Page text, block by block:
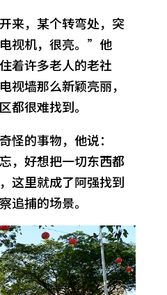
来，某个转弯处，突
视机，很亮。”他
着许多老人的老社
视墙那么新颖亮丽，
都很难找到。
怪的事物，他说：
，好想把一切东西都
这里就成了阿强找到
追捕的场景。